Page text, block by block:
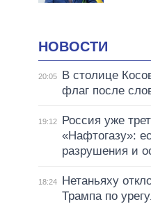
НОВОСТИ
20:05
В столице
флаг после
19:12
Россия уже
«Нафтогазу»:
разрушения и
18:24
Нетаньяху
Трампа по